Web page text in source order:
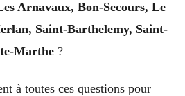
Arnavaux, Bon-Secours, Le
Saint-Barthelemy, Saint-
Marthe?
à toutes ces questions pour